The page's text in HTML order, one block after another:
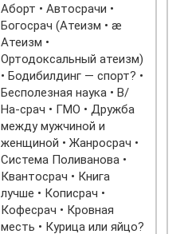
Аборт • Автосрачи •
Богосрач (Атеизм • æ
Атеизм •
Ортодоксальный атеизм)
• Бодибилдинг — спорт? •
Бесполезная наука • В/
На-срач • ГМО • Дружба
между мужчиной и
женщиной • Жанросрач •
Система Поливанова •
Квантосрач • Книга
лучше • Кописрач •
Кофесрач • Кровная
месть • Курица или яйцо?